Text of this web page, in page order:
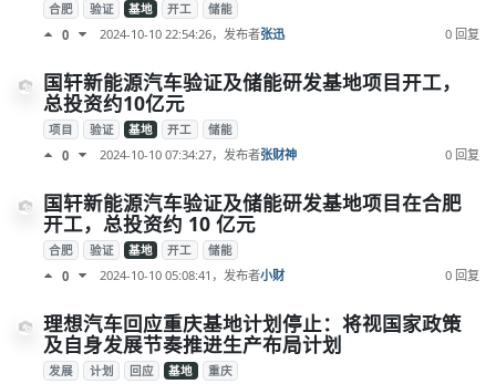
合肥 验证 基地 开工 储能
0 2024-10-10 22:54:26，发布者张迅 0 回复
国轩新能源汽车验证及储能研发基地项目开工，
总投资约10亿元
项目 验证 基地 开工 储能
0 2024-10-10 07:34:27，发布者张财神 0 回复
国轩新能源汽车验证及储能研发基地项目在合肥
开工，总投资约 10 亿元
合肥 验证 基地 开工 储能
0 2024-10-10 05:08:41 ，发布者小财 0 回复
理想汽车回应重庆基地计划停止：将视国家政策
及自身发展节奏推进生产布局计划
发展 计划 回应 基地 重庆